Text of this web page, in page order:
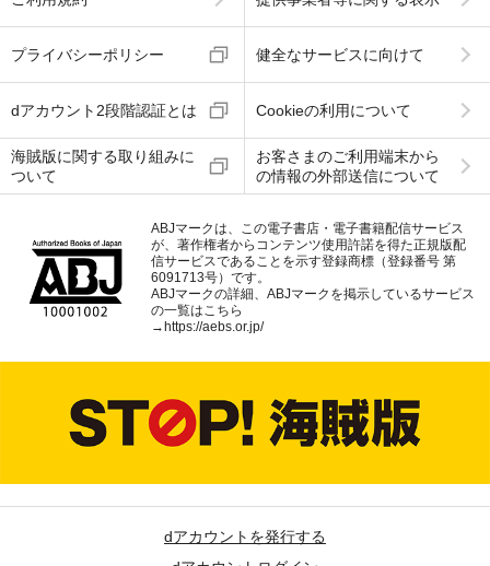
プライバシーポリシー 健全なサービスに向けて
dアカウント2段階認証とは Cookieの利用について
海賊版に関する取り組みに
ついて
お客さまのご利用端末から
の情報の外部送信について
ABJマークは、この電子書店・電子書籍配信サービス
が、著作権者からコンテンツ使用許諾を得た正規版配
信サービスであることを示す登録商標（登録番号 第
6091713号）です。
ABJマークの詳細、ABJマークを掲示しているサービス
の一覧はこちら
→ https://aebs.or.jp/
dアカウントを発行する